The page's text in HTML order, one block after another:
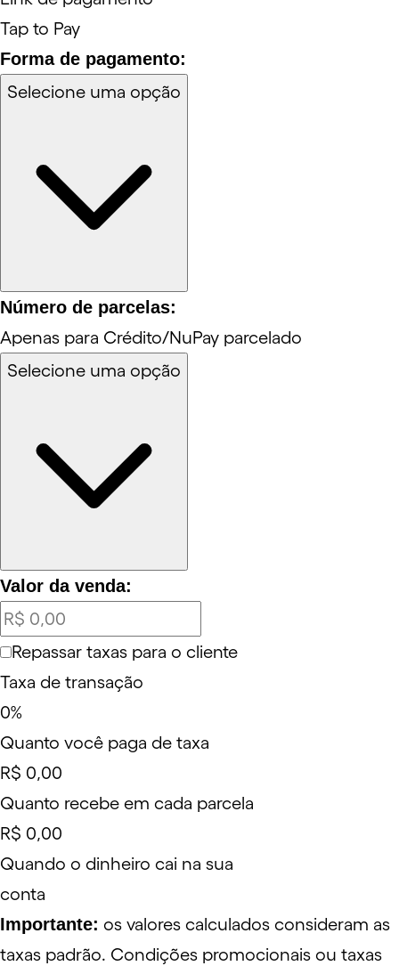
Tap to Pay
Forma de pagamento:
Selecione uma opção
Número de parcelas:
Apenas para Crédito/NuPay parcelado
Selecione uma opção
Valor da venda:
Repassar taxas para o cliente
Taxa de transação
0%
Quanto você paga de taxa
R$ 0,00
Quanto recebe em cada parcela
R$ 0,00
Quando o dinheiro cai na sua
conta
Importante: os valores calculados consideram as
taxas padrão. Condições promocionais ou taxas